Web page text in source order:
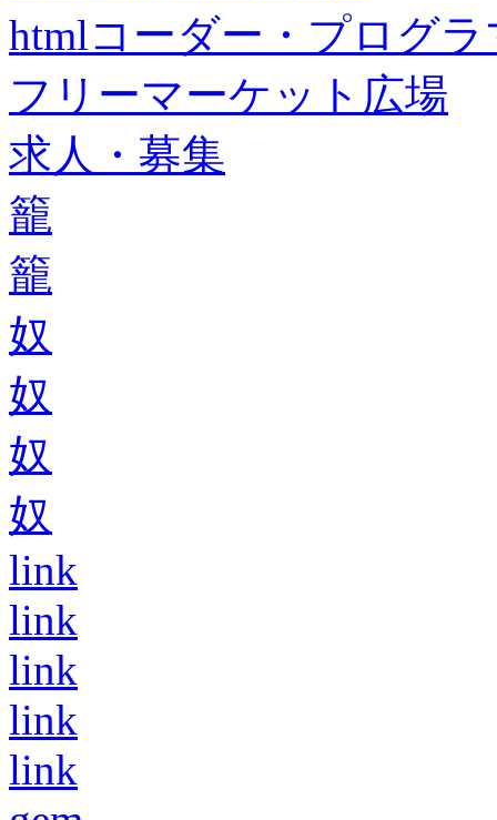
htmlコーダー・プログラ
フリーマーケット広場
求人・募集
籠
籠
奴
奴
奴
奴
link
link
link
link
link